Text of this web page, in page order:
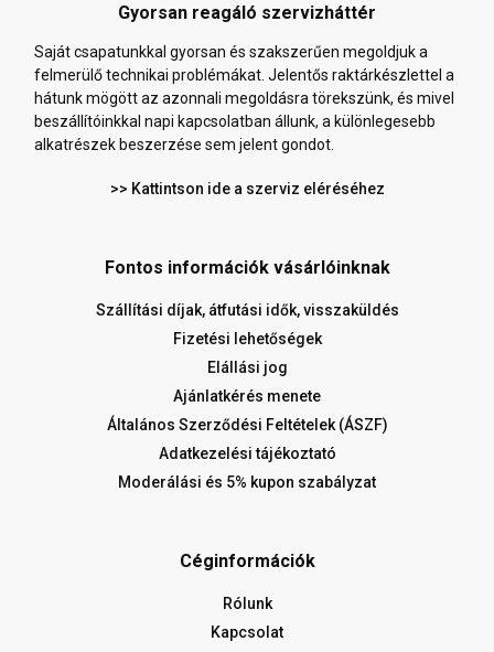
Gyorsan reagáló szervizháttér
Saját csapatunkkal gyorsan és szakszerűen megoldjuk a
felmerülő technikai problémákat. Jelentős raktárkészlettel a
hátunk mögött az azonnali megoldásra törekszünk, és mivel
beszállítóinkkal napi kapcsolatban állunk, a különlegesebb
alkatrészek beszerzése sem jelent gondot.
>> Kattintson ide a szerviz eléréséhez
Fontos információk vásárlóinknak
Szállítási díjak, átfutási idők, visszaküldés
Fizetési lehetőségek
Elállási jog
Ajánlatkérés menete
Általános Szerződési Feltételek (ÁSZF)
Adatkezelési tájékoztató
Moderálási és 5% kupon szabályzat
Céginformációk
Rólunk
Kapcsolat